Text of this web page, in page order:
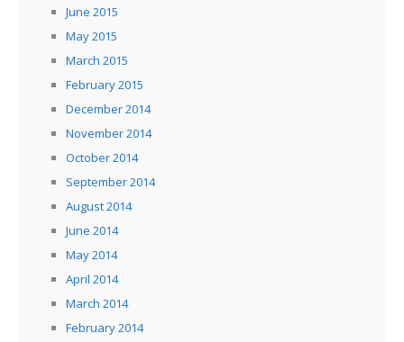
June 2015
May 2015
March 2015
February 2015
December 2014
November 2014
October 2014
September 2014
August 2014
June 2014
May 2014
April 2014
March 2014
February 2014